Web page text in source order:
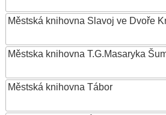
Městská knihovna Slavoj ve Dvoře
Městska knihovna T.G.Masaryka
Městská knihovna Tábor